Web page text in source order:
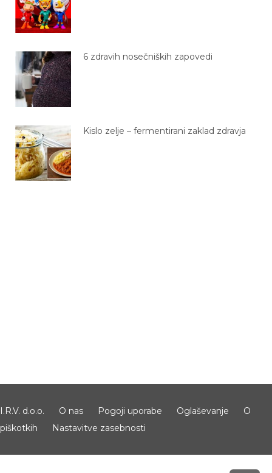
6 zdravih nosečniških zapovedi
Kislo zelje – fermentirani zaklad zdravja
I.R.V. d.o.o. O nas Pogoji uporabe Oglaševanje
O
piškotkih
Nastavitve zasebnosti